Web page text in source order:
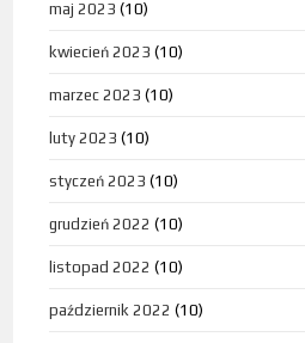
maj 2023 (10)
kwiecień 2023 (10)
marzec 2023 (10)
luty 2023 (10)
styczeń 2023 (10)
grudzień 2022 (10)
listopad 2022 (10)
październik 2022 (10)